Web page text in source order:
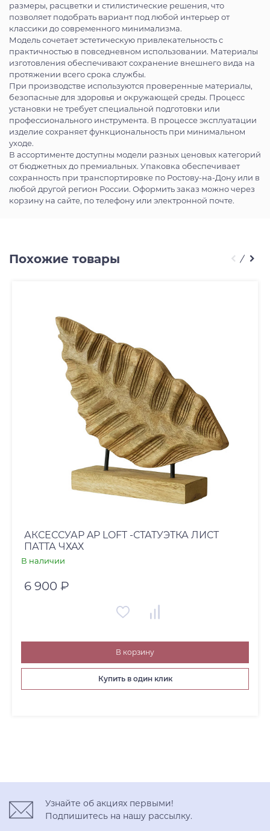
размеры, расцветки и стилистические решения, что
позволяет подобрать вариант под любой интерьер от
классики до современного минимализма.
Модель сочетает эстетическую привлекательность с
практичностью в повседневном использовании. Материалы
изготовления обеспечивают сохранение внешнего вида на
протяжении всего срока службы.
При производстве используются проверенные материалы,
безопасные для здоровья и окружающей среды. Процесс
установки не требует специальной подготовки или
профессионального инструмента. В процессе эксплуатации
изделие сохраняет функциональность при минимальном
уходе.
В ассортименте доступны модели разных ценовых категорий
от бюджетных до премиальных. Упаковка обеспечивает
сохранность при транспортировке по Ростову-на-Дону или в
любой другой регион России. Оформить заказ можно через
корзину на сайте, по телефону или электронной почте.
Похожие товары
АКСЕССУАР AP LOFT -СТАТУЭТКА ЛИСТ
ПАТТА ЧХАХ
В наличии
6 900 ₽
В корзину
Купить в один клик
Узнайте об акциях первыми!
Подпишитесь на нашу рассылку.